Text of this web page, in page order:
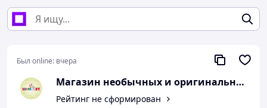
Был online: вчера
Магазин необычных и оригинальных подарков "UDIVI.KZ".
Рейтинг не сформирован